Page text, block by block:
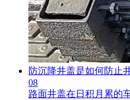
防沉降井盖是如何防止
08
路面井盖在日积月累的